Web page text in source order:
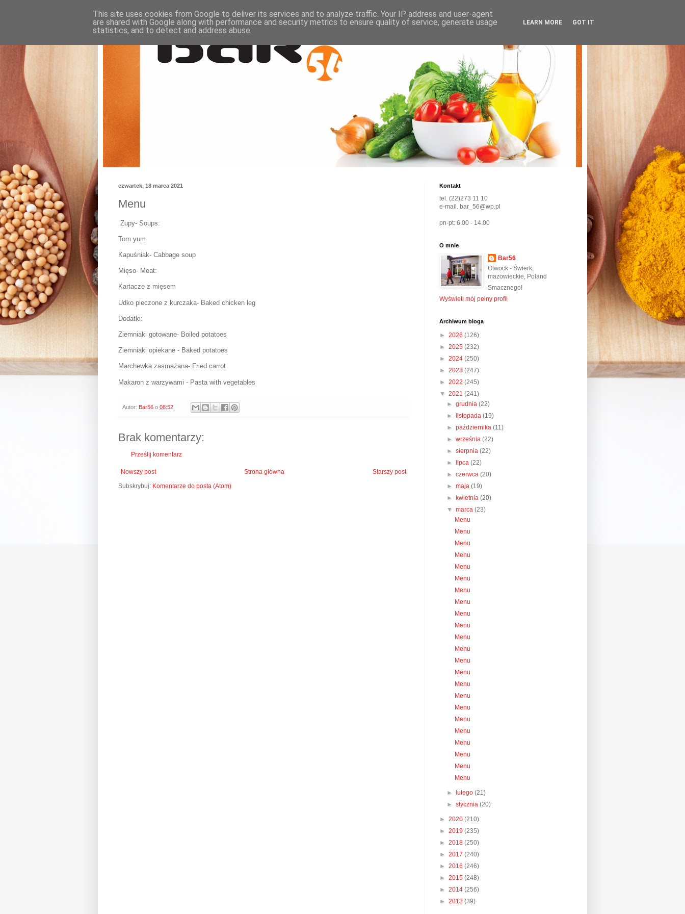
czwartek, 18 marca 2021
Menu
Zupy- Soups:
Tom yum
Kapuśniak- Cabbage soup
Mięso- Meat:
Kartacze z mięsem
Udko pieczone z kurczaka- Baked chicken leg
Dodatki:
Ziemniaki gotowane- Boiled potatoes
Ziemniaki opiekane - Baked potatoes
Marchewka zasmażana- Fried carrot
Makaron z warzywami - Pasta with vegetables
Autor: Bar56 o 08:52
Brak komentarzy:
Prześlij komentarz
Nowszy post Starszy post
Strona główna
Subskrybuj: Komentarze do posta (Atom)
Kontakt
tel. (22)273 11 10
e-mail. bar_56@wp.pl
pn-pt: 6.00 - 14.00
O mnie
Bar56
Otwock - Świerk,
mazowieckie, Poland
Smacznego!
Wyświetl mój pełny profil
Archiwum bloga
► 2026 (126)
► 2025 (232)
► 2024 (250)
► 2023 (247)
► 2022 (245)
▼ 2021 (241)
►grudnia(22)
►
listopada(19)
►października(11)
►września(22)
►sierpnia(22)
►
lipca(22)
►czerwca(20)
►maja(19)
►
kwietnia(20)
▼marca(23)
Menu
Menu
Menu
Menu
Menu
Menu
Menu
Menu
Menu
Menu
Menu
Menu
Menu
Menu
Menu
Menu
Menu
Menu
Menu
Menu
Menu
Menu
Menu
► lutego(21)
►stycznia(20)
► 2020 (210)
► 2019 (235)
► 2018 (250)
► 2017 (240)
► 2016 (246)
► 2015 (248)
► 2014 (256)
► 2013 (39)
This site uses cookies from Google to deliver its services and to analyze traffic. Your IP address and user-agent
are shared with Google along with performance and security metrics to ensure quality of service, generate usage
statistics, and to detect and address abuse.
LEARN MORE GOT IT